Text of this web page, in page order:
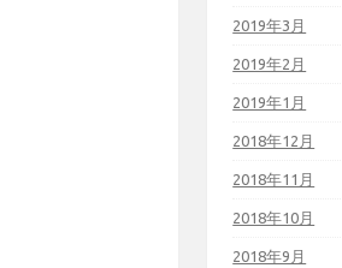
2019年3月
2019年2月
2019年1月
2018年12月
2018年11月
2018年10月
2018年9月